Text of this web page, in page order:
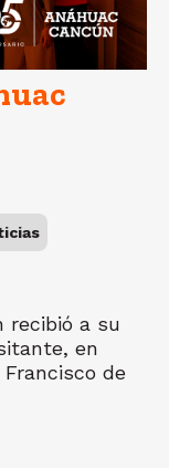
recibió a su
en
de